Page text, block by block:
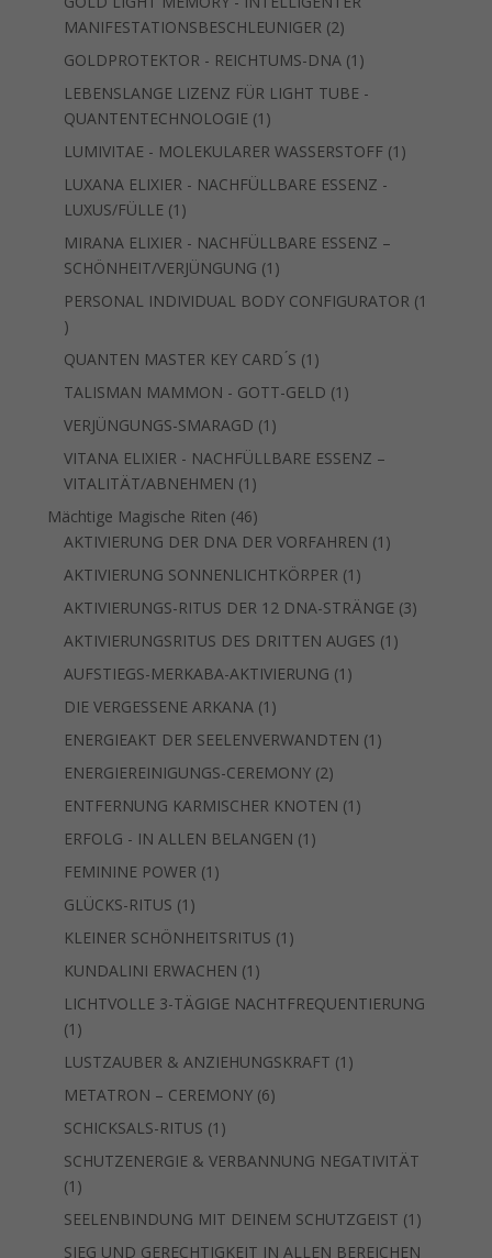
MANIFESTATIONSBESCHLEUNIGER 22
Produkte
GOLDPROTEKTOR - REICHTUMS-DNA 1 1
Produkt
LEBENSLANGE LIZENZ FÜR LIGHT TUBE -
QUANTENTECHNOLOGIE 1 1
Produkt
LUMIVITAE - MOLEKULARER WASSERSTOFF 1 1
LUXANA ELIXIER - NACHFÜLLBARE ESSENZ -
LUXUS/FÜLLE 1 1
Produkt
MIRANA ELIXIER - NACHFÜLLBARE ESSENZ –
SCHÖNHEIT/VERJÜNGUNG 1 1
Produkt
PERSONAL INDIVIDUAL BODY CONFIGURATOR 1
1
Produkt
QUANTEN MASTER KEY CARD ́S 1 1
Produkt
TALISMAN MAMMON - GOTT-GELD 1 1
VERJÜNGUNGS-SMARAGD 1 1
Produkt
VITANA ELIXIER - NACHFÜLLBARE ESSENZ –
VITALITÄT/ABNEHMEN 1 1
Produkt
Mächtige Magische Riten 4646
Produkte
AKTIVIERUNG DER DNA DER VORFAHREN 1 1
AKTIVIERUNG SONNENLICHTKÖRPER 1 1
Produkt
AKTIVIERUNGS-RITUS DER 12 DNA-STRÄNGE 33
AKTIVIERUNGSRITUS DES DRITTEN AUGES 1 1
AUFSTIEGS-MERKABA-AKTIVIERUNG 1 1
DIE VERGESSENE ARKANA 1 1
Produkt
ENERGIEAKT DER SEELENVERWANDTEN 1 1
ENERGIEREINIGUNGS-CEREMONY 22
Produkte
ENTFERNUNG KARMISCHER KNOTEN 1 1
ERFOLG - IN ALLEN BELANGEN 1 1
FEMININE POWER 1 1
GLÜCKS-RITUS 1 1
Produkt
KLEINER SCHÖNHEITSRITUS 1 1
KUNDALINI ERWACHEN 1 1
Produkt
LICHTVOLLE 3-TÄGIGE NACHTFREQUENTIERUNG
1 1
Produkt
LUSTZAUBER & ANZIEHUNGSKRAFT 1 1
METATRON – CEREMONY 66
SCHICKSALS-RITUS 1 1
Produkt
SCHUTZENERGIE & VERBANNUNG NEGATIVITÄT
1 1
Produkt
SEELENBINDUNG MIT DEINEM SCHUTZGEIST 1 1
Produkt
SIEG UND GERECHTIGKEIT IN ALLEN BEREICHEN